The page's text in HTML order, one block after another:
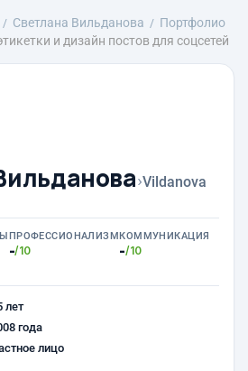
Светлана Вильданова
Портфолио
и дизайн постов для соцсетей
›Vildanova
ПРОФЕССИОНАЛИЗМ
-/10
КОММУНИКАЦИЯ
-/10
лет
года
лицо